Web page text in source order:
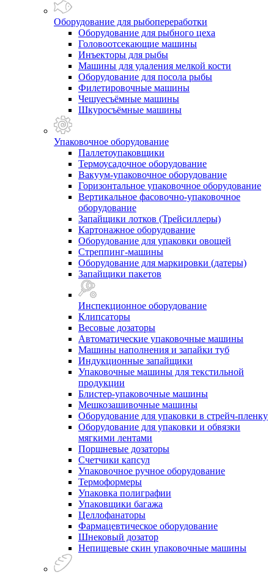
Оборудование для рыбопереработки
Оборудование для рыбного цеха
Головоотсекающие машины
Инъекторы для рыбы
Машины для удаления мелкой кости
Оборудование для посола рыбы
Филетировочные машины
Чешуесъёмные машины
Шкуросъёмные машины
Упаковочное оборудование
Паллетоупаковщики
Термоусадочное оборудование
Вакуум-упаковочное оборудование
Горизонтальное упаковочное оборудование
Вертикальное фасовочно-упаковочное
оборудование
Запайщики лотков (Трейсиллеры)
Картонажное оборудование
Оборудование для упаковки овощей
Стреппинг-машины
Оборудование для маркировки (датеры)
Запайщики пакетов
Инспекционное оборудование
Клипсаторы
Весовые дозаторы
Автоматические упаковочные машины
Машины наполнения и запайки туб
Индукционные запайщики
Упаковочные машины для текстильной
продукции
Блистер-упаковочные машины
Мешкозашивочные машины
Оборудование для упаковки в стрейч-пленку
Оборудование для упаковки и обвязки
мягкими лентами
Поршневые дозаторы
Счетчики капсул
Упаковочное ручное оборудование
Термоформеры
Упаковка полиграфии
Упаковщики багажа
Целлофанаторы
Фармацевтическое оборудование
Шнековый дозатор
Непищевые скин упаковочные машины